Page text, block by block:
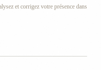
et corrigez votre présence dans